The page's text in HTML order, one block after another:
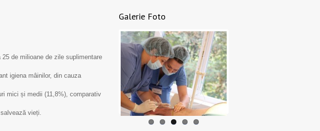
de milioane de zile suplimentare
igiena mâinilor, din cauza
mici și medii (11,8%), comparativ
vieți.
Galerie Foto